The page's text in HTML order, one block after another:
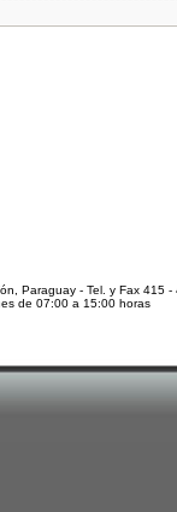
Paraguay - Tel. y Fax 415
de 07:00 a 15:00 horas